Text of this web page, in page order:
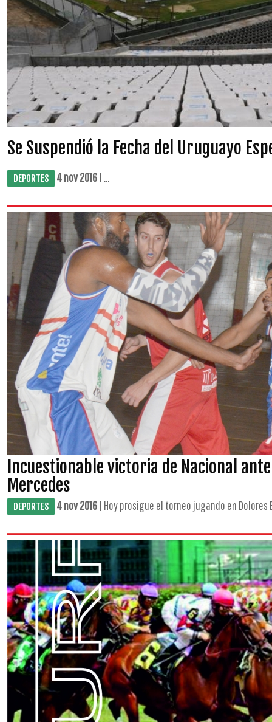
Se Suspendió la Fecha del Uruguayo
DEPORTES 4 nov 2016 | ...
Incuestionable victoria de Nacional
Mercedes
DEPORTES 4 nov 2016 | Hoy prosigue el torneo jugando en Dolores